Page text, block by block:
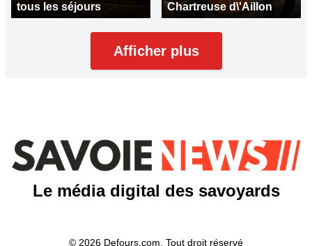
tous les séjours
Chartreuse d\'Aillon
Afficher plus
Le média digital des savoyards
© 2026 Defours.com. Tout droit réservé